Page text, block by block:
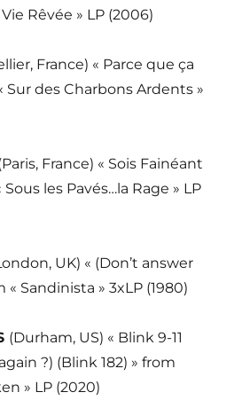
Rêvée » LP (2006)
France) « Parce que ça
Sur des Charbons Ardents »
France) « Sois Fainéant
les Pavés…la Rage » LP
UK) « (Don’t answer
Sandinista » 3xLP (1980)
(Durham, US) « Blink 9-11
?) (Blink 182) » from
» LP (2020)